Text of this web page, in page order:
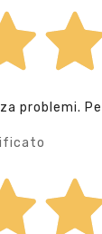
problemi.